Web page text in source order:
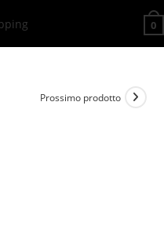
0
Prossimo prodotto